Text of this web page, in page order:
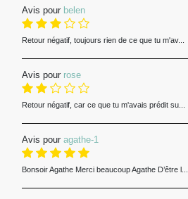
Avis pour belen
Retour négatif, toujours rien de ce que tu m'av...
Avis pour rose
Retour négatif, car ce que tu m'avais prédit su...
Avis pour agathe-1
Bonsoir Agathe Merci beaucoup Agathe D’être l...